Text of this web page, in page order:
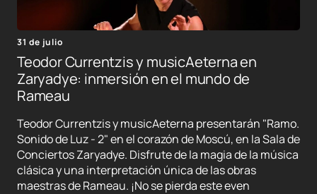
31 de julio
Teodor Currentzis y musicAeterna en
Zaryadye: inmersión en el mundo de
Rameau
Teodor Currentzis y musicAeterna presentarán "Ramo.
Sonido de Luz - 2" en el corazón de Moscú, en la Sala de
Conciertos Zaryadye. Disfrute de la magia de la música
clásica y una interpretación única de las obras
maestras de Rameau. ¡No se pierda este even